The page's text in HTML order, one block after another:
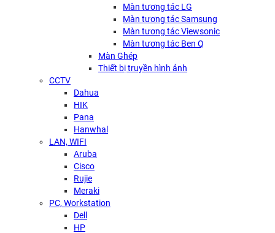
Màn tương tác LG
Màn tương tác Samsung
Màn tương tác Viewsonic
Màn tương tác Ben Q
Màn Ghép
Thiết bị truyền hình ảnh
CCTV
Dahua
HIK
Pana
Hanwhal
LAN, WIFI
Aruba
Cisco
Rujie
Meraki
PC, Workstation
Dell
HP